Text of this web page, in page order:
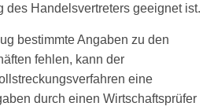
des Handelsvertreters geeignet ist.
bestimmte Angaben zu den
fehlen, kann der
eine
durch einen Wirtschaftsprüfer